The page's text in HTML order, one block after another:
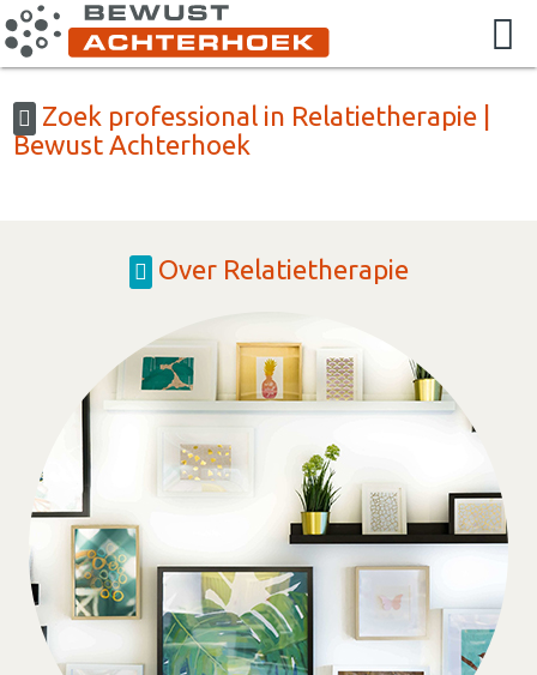
Zoek professional in Relatietherapie |
Bewust Achterhoek
Over Relatietherapie